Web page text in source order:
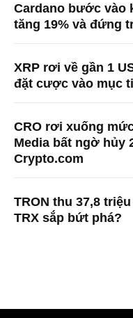
Cardano bước vào
tăng 19% và đứng
XRP rơi về gần 1
đặt cược vào mục
CRO rơi xuống
Media bất ngờ
Crypto.com
TRON thu 37,8
TRX sắp bứt phá?